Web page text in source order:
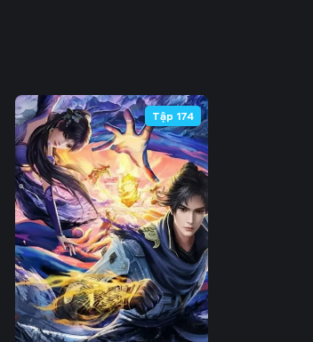
Tập 174